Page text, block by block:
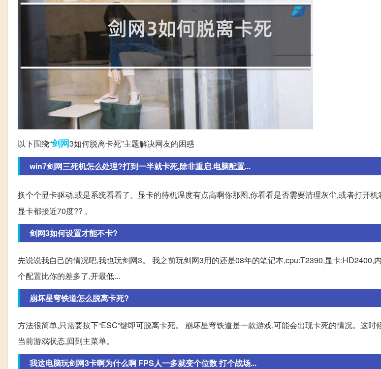
以下围绕“剑网3如何脱离卡死”主题解决网友的困惑
win7剑网三死机怎么处理?打到一半就卡死,除非重启.电脑配置...
换个个显卡驱动,或是系统看看了。显卡的待机温度有点高啊你那图,你看看是否需要清理灰尘,或者打开
显卡都接近70度?? 。
剑网3如何设置才能不卡?
先说说我自己的情况吧,我也玩剑网3。 我之前玩剑网3用的还是08年的笔记本,cpu:T2390,显卡:HD2400,
个配置比你的差多了,开最低...
崩坏星穹铁道怎么脱离卡死?
方法很简单,只需要按下“ESC”键即可脱离卡死。 崩坏星穹铁道是一款游戏,可能会出现卡死的情况。这时
当前游戏状态,回到主菜单。
我这电脑玩剑网3卡啊为什么啊 FPS人一多就变个位数 打个战场...